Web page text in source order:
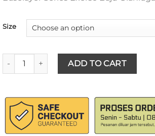
Size
ANTARESTAR Official - Baju Olahraga
ADD TO CART